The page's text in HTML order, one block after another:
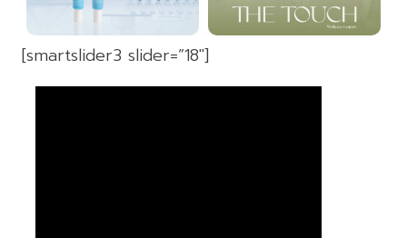
[smartslider3 slider=”18″]